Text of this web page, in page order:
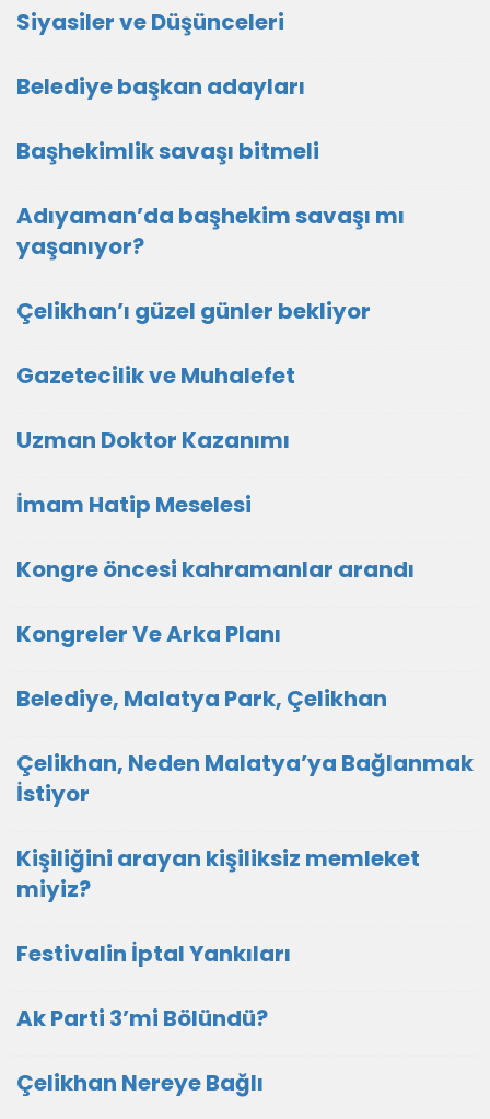
Siyasiler ve Düşünceleri
Belediye başkan adayları
Başhekimlik savaşı bitmeli
Adıyaman’da başhekim savaşı mı
yaşanıyor?
Çelikhan’ı güzel günler bekliyor
Gazetecilik ve Muhalefet
Uzman Doktor Kazanımı
İmam Hatip Meselesi
Kongre öncesi kahramanlar arandı
Kongreler Ve Arka Planı
Belediye, Malatya Park, Çelikhan
Çelikhan, Neden Malatya’ya Bağlanmak
İstiyor
Kişiliğini arayan kişiliksiz memleket
miyiz?
Festivalin İptal Yankıları
Ak Parti 3’mi Bölündü?
Çelikhan Nereye Bağlı